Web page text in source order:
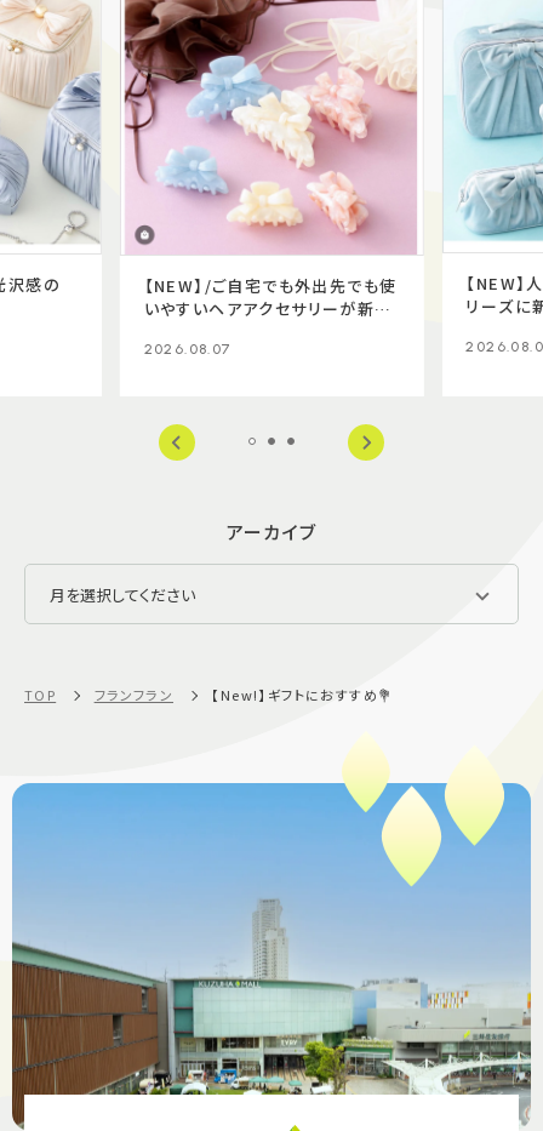
沢感の
【NEW】/ご自宅でも外出先でも使
いやすいヘアアクセサリーが新登
2026.08.07
【NEW】
リーズに
アーカイブ
TOP フランフラン 【New!】ギフトにおすすめ💐